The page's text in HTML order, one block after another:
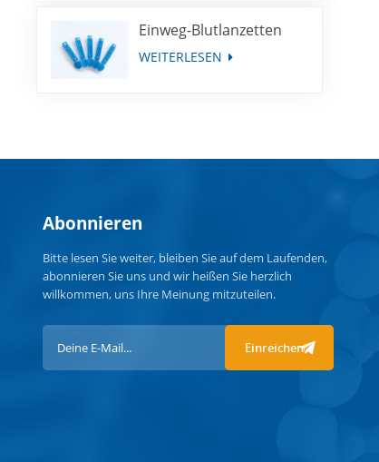
Einweg-Blutlanzetten
WEITERLESEN
Abonnieren
Bitte lesen Sie weiter, bleiben Sie auf dem Laufenden,
abonnieren Sie uns und wir heißen Sie herzlich
willkommen, uns Ihre Meinung mitzuteilen.
Einreichen